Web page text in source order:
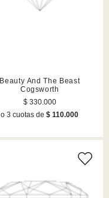
Beauty And The Beast
Cogsworth
$ 330.000
o 3 cuotas de$ 110.000